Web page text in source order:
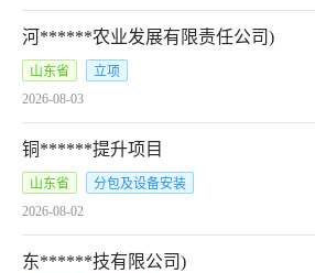
河******农业发展有限责任公司)
山东省
立项
2026-08-03
铜******提升项目
山东省
分包及设备安装
2026-08-02
东******技有限公司)